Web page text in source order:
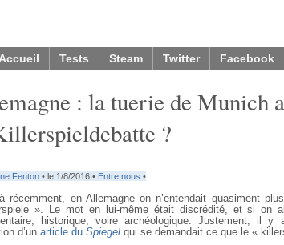
Accueil Tests Steam Twitter Facebook
: la tuerie de Munich
?
Fenton • le 1/8/2016 • Entre nous •
récemment, en Allemagne on n’entendait quasiment
». Le mot en lui-même était discrédité, et si on
historique, voire archéologique. Justement, il
d’un article du Spiegel qui se demandait ce que le «